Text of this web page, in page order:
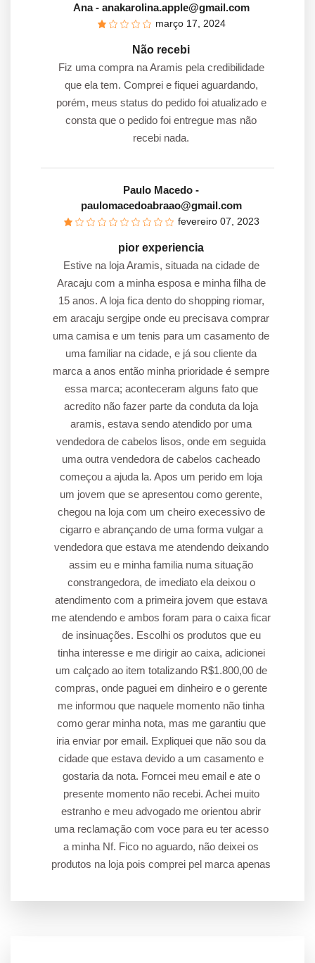
Ana- anakarolina.apple@gmail.com
março 17, 2024
Não recebi
Fiz uma compra na Aramis pela credibilidade
que ela tem. Comprei e fiquei aguardando,
porém, meus status do pedido foi atualizado e
consta que o pedido foi entregue mas não
recebi nada.
Paulo Macedo -
paulomacedoabraao@gmail.com
fevereiro 07, 2023
pior experiencia
Estive na loja Aramis, situada na cidade de
Aracaju com a minha esposa e minha filha de
15 anos. A loja fica dento do shopping riomar,
em aracaju sergipe onde eu precisava comprar
uma camisa e um tenis para um casamento de
uma familiar na cidade, e já sou cliente da
marca a anos então minha prioridade é sempre
essa marca; aconteceram alguns fato que
acredito não fazer parte da conduta da loja
aramis, estava sendo atendido por uma
vendedora de cabelos lisos, onde em seguida
uma outra vendedora de cabelos cacheado
começou a ajuda la. Apos um perido em loja
um jovem que se apresentou como gerente,
chegou na loja com um cheiro execessivo de
cigarro e abrançando de uma forma vulgar a
vendedora que estava me atendendo deixando
assim eu e minha familia numa situação
constrangedora, de imediato ela deixou o
atendimento com a primeira jovem que estava
me atendendo e ambos foram para o caixa ficar
de insinuações. Escolhi os produtos que eu
tinha interesse e me dirigir ao caixa, adicionei
um calçado ao item totalizando R$1.800,00 de
compras, onde paguei em dinheiro e o gerente
me informou que naquele momento não tinha
como gerar minha nota, mas me garantiu que
iria enviar por email. Expliquei que não sou da
cidade que estava devido a um casamento e
gostaria da nota. Forncei meu email e ate o
presente momento não recebi. Achei muito
estranho e meu advogado me orientou abrir
uma reclamação com voce para eu ter acesso
a minha Nf. Fico no aguardo, não deixei os
produtos na loja pois comprei pel marca apenas